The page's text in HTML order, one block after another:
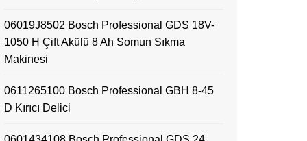
06019J8502 Bosch Professional GDS 18V-
1050 H Çift Akülü 8 Ah Somun Sıkma
Makinesi
0611265100 Bosch Professional GBH 8-45
D Kırıcı Delici